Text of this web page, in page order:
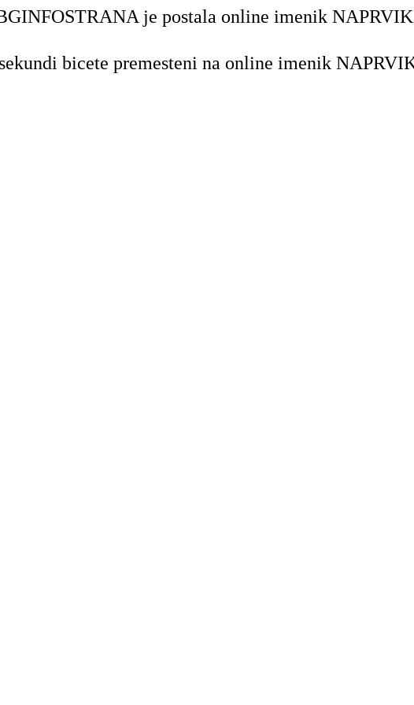
je postala online imenik
bicete premesteni na online imenik